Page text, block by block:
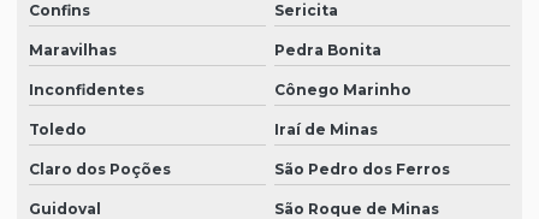
Confins Sericita
Maravilhas Pedra Bonita
Inconfidentes Cônego Marinho
Toledo Iraí de Minas
Claro dos Poções São Pedro dos Ferros
Guidoval São Roque de Minas